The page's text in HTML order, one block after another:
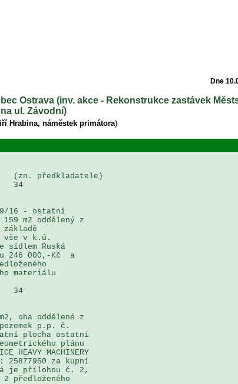
Dne
Ostrava (inv. akce - Rekonstrukce zastávek
ul. Závodní)
Hrabina, náměstek primátora)
předkladatele)
34
16 - ostatní
m2 oddělený z
základě
vše v k.ú.
sídlem Ruská
246 000,-Kč  a
materiálu
34
oba oddělené z
p.p. č.
plocha ostatní
plánu
MACHINERY
za kupní
je přílohou č. 2,
předloženého